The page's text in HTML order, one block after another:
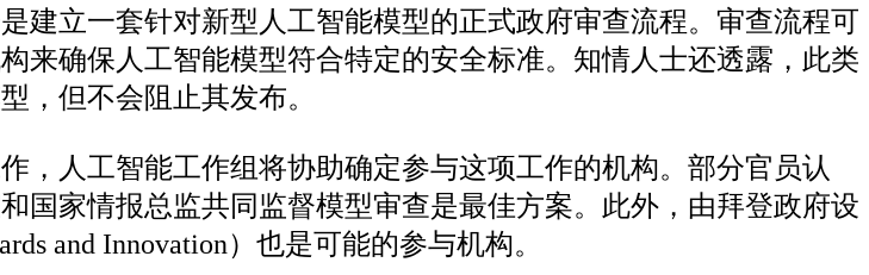
建立一套针对新型人工智能模型的正式政府审查流程。审查流程可
来确保人工智能模型符合特定的安全标准。知情人士还透露，此类
，但不会阻止其发布。
，人工智能工作组将协助确定参与这项工作的机构。部分官员认
国家情报总监共同监督模型审查是最佳方案。此外，由拜登政府设
and Innovation）也是可能的参与机构。